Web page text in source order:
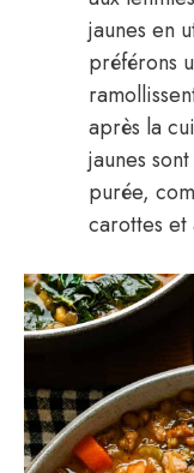
jaunes en
préférons
après la
jaunes
purée,
carottes et